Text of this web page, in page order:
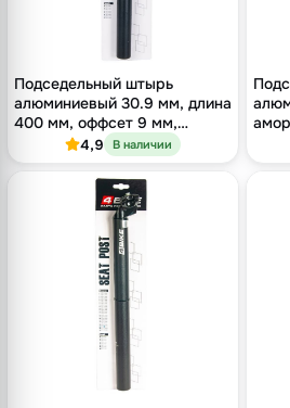
Подседельный штырь
алюминиевый 30.9 мм, длина
400 мм, оффсет 9 мм,
двухболтовый кованый
зажим, чёрный
4,9 В наличии